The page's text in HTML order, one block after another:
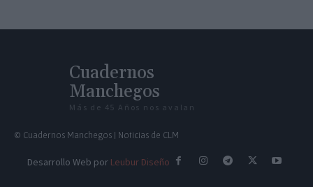
Cuadernos
Manchegos
Más de 45 Años nos avalan
© Cuadernos Manchegos | Noticias de CLM
Desarrollo Web por Leubur Diseño